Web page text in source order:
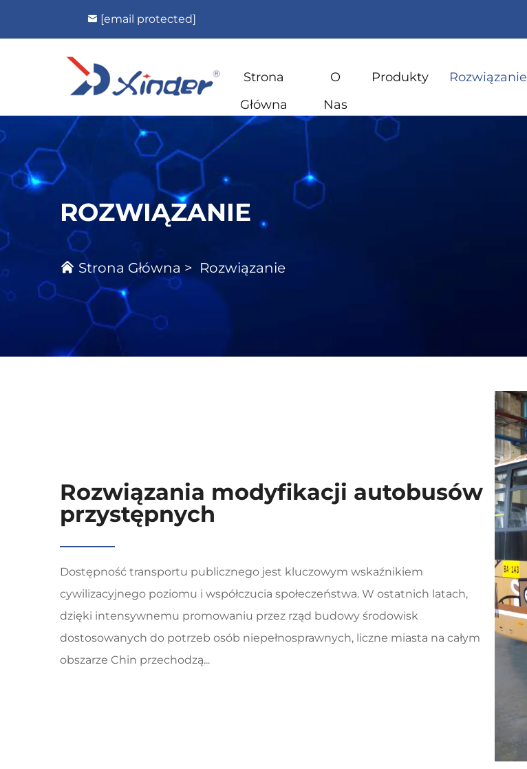
[email protected]
Strona
Główna
O
Nas
Produkty Rozwiązanie
ROZWIĄZANIE
Strona Główna > Rozwiązanie
Rozwiązania modyfikacji autobusów
przystępnych
Dostępność transportu publicznego jest kluczowym wskaźnikiem
cywilizacyjnego poziomu i współczucia społeczeństwa. W ostatnich latach,
dzięki intensywnemu promowaniu przez rząd budowy środowisk
dostosowanych do potrzeb osób niepełnosprawnych, liczne miasta na całym
obszarze Chin przechodzą...